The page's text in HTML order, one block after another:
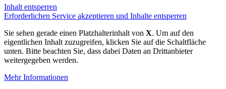
Inhalt entsperren
Erforderlichen Service akzeptieren und Inhalte entsperren
Sie sehen gerade einen Platzhalterinhalt von X. Um auf den
eigentlichen Inhalt zuzugreifen, klicken Sie auf die Schaltfläche
unten. Bitte beachten Sie, dass dabei Daten an Drittanbieter
weitergegeben werden.
Mehr Informationen